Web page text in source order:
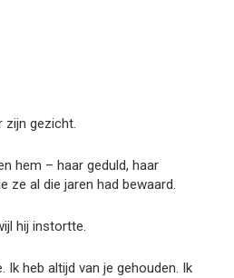
zijn gezicht.
hem – haar geduld, haar
ze al die jaren had bewaard.
hij instortte.
Ik heb altijd van je gehouden. Ik